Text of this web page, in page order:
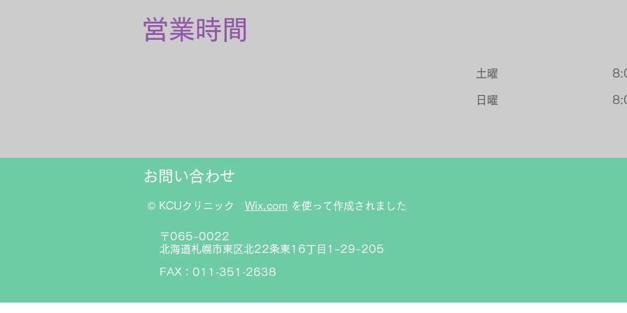
営業時間
土曜
​日曜
​お問い合わせ
© KCUクリニック Wix.com を使って作成されました
〒065-0022
北海道札幌市東区北22条東16丁目1-29-205
FAX：011‐351‐2638